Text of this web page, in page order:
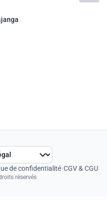
de confidentialité•CGV & CGU
réservés